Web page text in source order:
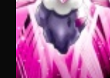
Molotov TV : le meilleur
Les fans d'animes en
janvier 2026, mais ADN
Molotov TV rassemble
classiques shōnen aux